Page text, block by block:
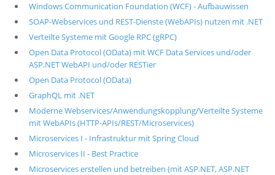
Windows Communication Foundation (WCF) - Aufbauwissen
SOAP-Webservices und REST-Dienste (WebAPIs) nutzen mit .NET
Verteilte Systeme mit Google RPC (gRPC)
Open Data Protocol (OData) mit WCF Data Services und/oder
ASP.NET WebAPI und/oder RESTier
Open Data Protocol (OData)
GraphQL mit .NET
Moderne Webservices/Anwendungskopplung/Verteilte Systeme
mit WebAPIs (HTTP-APIs/REST/Microservices)
Microservices I - Infrastruktur mit Spring Cloud
Microservices II - Best Practice
Microservices erstellen und betreiben (mit ASP.NET, ASP.NET